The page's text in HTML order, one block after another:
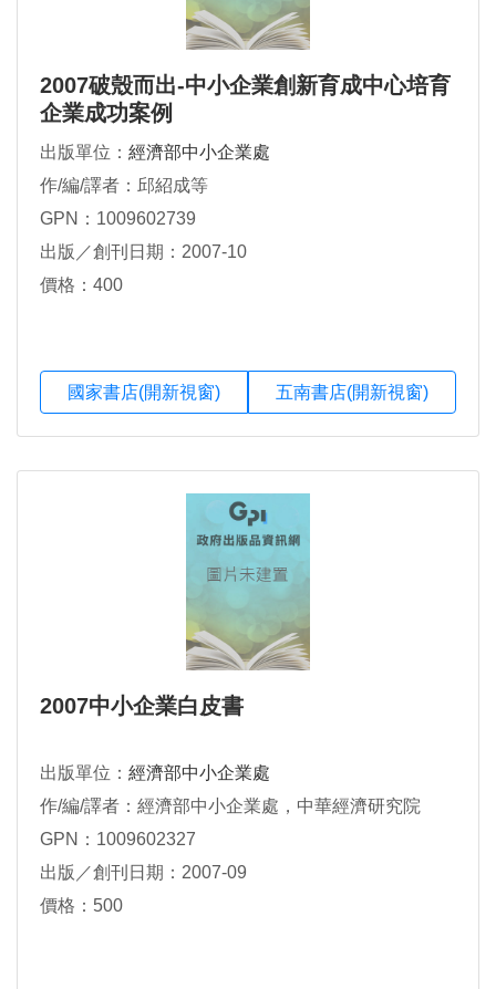
2007破殼而出-中小企業創新育成中心培育
企業成功案例
出版單位： 經濟部中小企業處
作/編/譯者：邱紹成等
GPN：1009602739
出版／創刊日期：2007-10
價格：400
國家書店(開新視窗) 五南書店(開新視窗)
2007中小企業白皮書
出版單位： 經濟部中小企業處
作/編/譯者：經濟部中小企業處，中華經濟研究院
GPN：1009602327
出版／創刊日期：2007-09
價格：500